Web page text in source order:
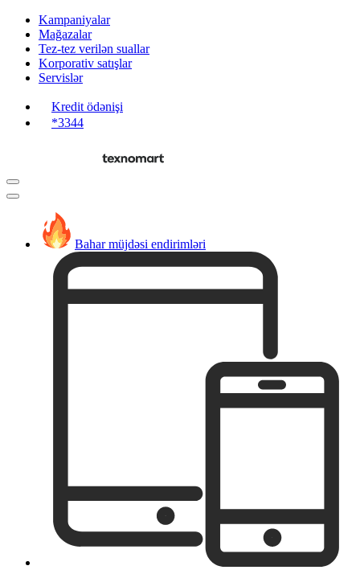
Kampaniyalar
Mağazalar
Tez-tez verilən suallar
Korporativ satışlar
Servislər
Kredit ödənişi
*3344
Bahar müjdəsi endirimləri